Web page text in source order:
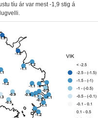
tíu ár var mest -1,9 stig á